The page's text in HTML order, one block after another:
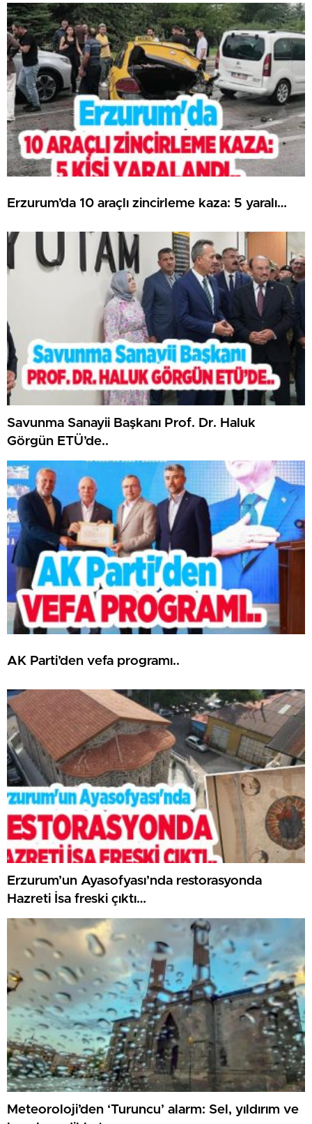
Erzurum’da 10 araçlı zincirleme kaza: 5 yaralı…
Savunma Sanayii Başkanı Prof. Dr. Haluk
Görgün ETÜ’de..
AK Parti’den vefa programı..
Erzurum’un Ayasofyası’nda restorasyonda
Hazreti İsa freski çıktı…
Meteoroloji’den ‘Turuncu’ alarm: Sel, yıldırım ve